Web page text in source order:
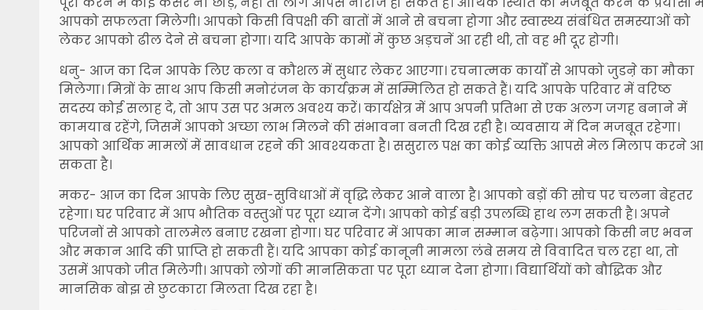
आपको सफलता मिलेगी। आपको किसी विपक्षी की बातों में आने से बचना होगा और स्वास्थ्य संबंधित समस्याओं को
लेकर आपको ढील देने से बचना होगा। यदि आपके कामों में कुछ अड़चनें आ रही थी, तो वह भी दूर होगी।
धनु- आज का दिन आपके लिए कला व कौशल में सुधार लेकर आएगा। रचनात्मक कार्यों से आपको जुडऩे का मौका
मिलेगा। मित्रों के साथ आप किसी मनोरंजन के कार्यक्रम में सम्मिलित हो सकते हैं। यदि आपके परिवार में वरिष्ठ
सदस्य कोई सलाह दे, तो आप उस पर अमल अवश्य करें। कार्यक्षेत्र में आप अपनी प्रतिभा से एक अलग जगह बनाने में
कामयाब रहेंगे, जिसमें आपको अच्छा लाभ मिलने की संभावना बनती दिख रही है। व्यवसाय में दिन मजबूत रहेगा।
आपको आर्थिक मामलों में सावधान रहने की आवश्यकता है। ससुराल पक्ष का कोई व्यक्ति आपसे मेल मिलाप करने आ
सकता है।
मकर- आज का दिन आपके लिए सुख-सुविधाओं में वृद्धि लेकर आने वाला है। आपको बड़ों की सोच पर चलना बेहतर
रहेगा। घर परिवार में आप भौतिक वस्तुओं पर पूरा ध्यान देंगे। आपको कोई बड़ी उपलब्धि हाथ लग सकती है। अपने
परिजनों से आपको तालमेल बनाए रखना होगा। घर परिवार में आपका मान सम्मान बढ़ेगा। आपको किसी नए भवन
और मकान आदि की प्राप्ति हो सकती हैं। यदि आपका कोई कानूनी मामला लंबे समय से विवादित चल रहा था, तो
उसमें आपको जीत मिलेगी। आपको लोगों की मानसिकता पर पूरा ध्यान देना होगा। विद्यार्थियों को बौद्धिक और
मानसिक बोझ से छुटकारा मिलता दिख रहा है।